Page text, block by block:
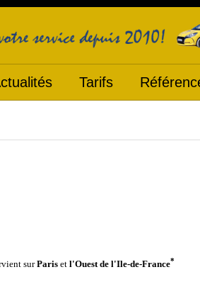
Tarifs
surParis et l'Ouest de l'Ile-de-France*